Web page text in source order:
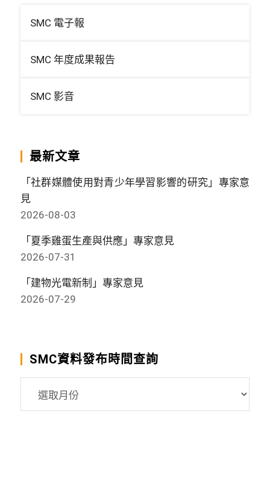
SMC 電子報
SMC 年度成果報告
SMC 影音
最新文章
「社群媒體使用對青少年學習影響的研究」專家意
見
2026-08-03
「夏季雞蛋生產與供應」專家意見
2026-07-31
「建物光電新制」專家意見
2026-07-29
SMC資料發布時間查詢